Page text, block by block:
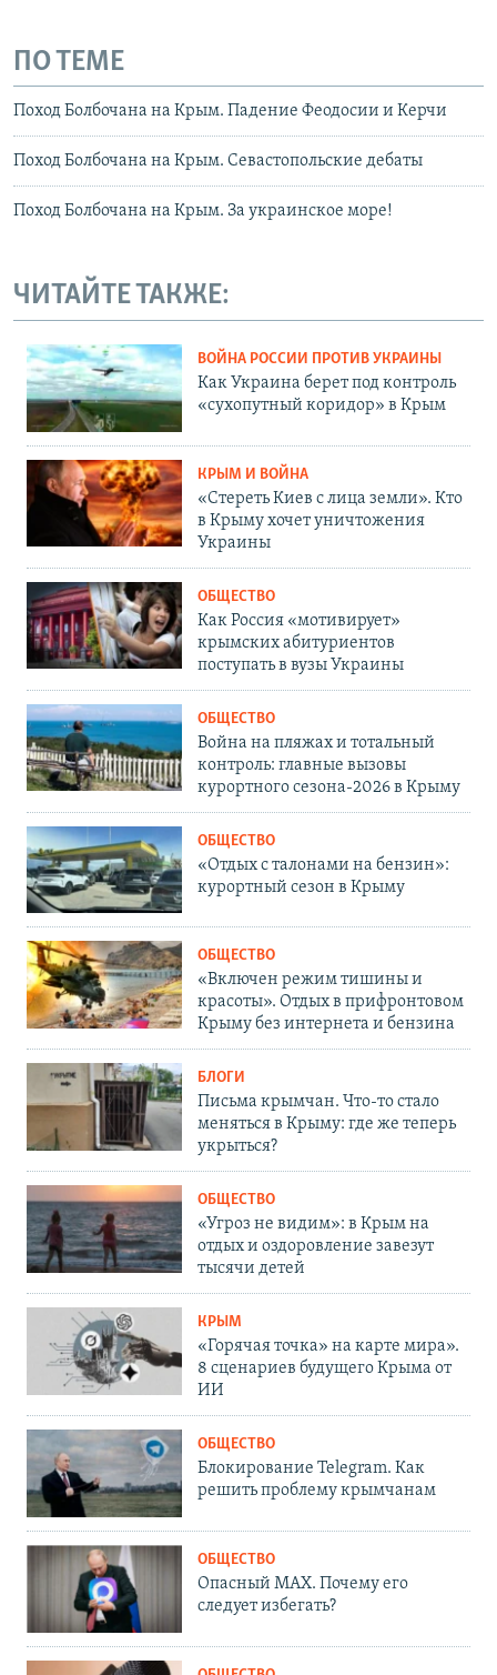
ПО ТЕМЕ
Поход Болбочана на Крым. Падение Феодосии и Керчи
Поход Болбочана на Крым. Севастопольские дебаты
Поход Болбочана на Крым. За украинское море!
ЧИТАЙТЕ ТАКЖЕ:
ВОЙНА РОССИИ ПРОТИВ УКРАИНЫ
Как Украина берет под контроль
«сухопутный коридор» в Крым
КРЫМ И ВОЙНА
«Стереть Киев с лица земли». Кто
в Крыму хочет уничтожения
Украины
ОБЩЕСТВО
Как Россия «мотивирует»
крымских абитуриентов
поступать в вузы Украины
ОБЩЕСТВО
Война на пляжах и тотальный
контроль: главные вызовы
курортного сезона-2026 в Крыму
ОБЩЕСТВО
«Отдых с талонами на бензин»:
курортный сезон в Крыму
ОБЩЕСТВО
«Включен режим тишины и
красоты». Отдых в прифронтовом
Крыму без интернета и бензина
БЛОГИ
Письма крымчан. Что-то стало
меняться в Крыму: где же теперь
укрыться?
ОБЩЕСТВО
«Угроз не видим»: в Крым на
отдых и оздоровление завезут
тысячи детей
КРЫМ
«Горячая точка» на карте мира».
8 сценариев будущего Крыма от
ИИ
ОБЩЕСТВО
Блокирование Telegram. Как
решить проблему крымчанам
ОБЩЕСТВО
Опасный MAX. Почему его
следует избегать?